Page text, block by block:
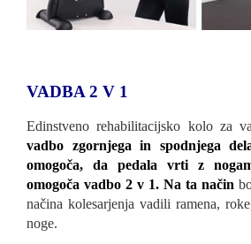
VADBA 2 V 1
Edinstveno rehabilitacijsko kolo za
vadbo zgornjega in spodnjega
omogoča, da pedala vrti z
omogoča vadbo 2 v 1. Na ta način
načina kolesarjenja vadili ramena,
noge.